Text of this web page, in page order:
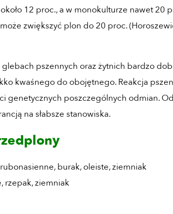
12 proc., a w monokulturze nawet 20
zwiększyć plon do 20 proc.
pszennych oraz żytnich bardzo
kwaśnego do obojętnego. Reakcja
genetycznych poszczególnych odmian.
na słabsze stanowiska.
burak, oleiste, ziemniak
rzepak, ziemniak